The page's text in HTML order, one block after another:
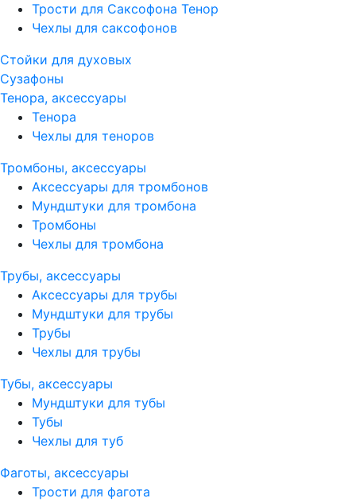
Трости для Саксофона Тенор
Чехлы для саксофонов
Стойки для духовых
Сузафоны
Тенора, аксессуары
Тенора
Чехлы для теноров
Тромбоны, аксессуары
Аксессуары для тромбонов
Мундштуки для тромбона
Тромбоны
Чехлы для тромбона
Трубы, аксессуары
Аксессуары для трубы
Мундштуки для трубы
Трубы
Чехлы для трубы
Тубы, аксессуары
Мундштуки для тубы
Тубы
Чехлы для туб
Фаготы, аксессуары
Трости для фагота